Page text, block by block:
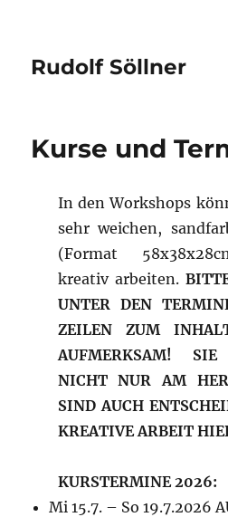
Rudolf Söllner
Kurse und
In den Workshops
sehr weichen,
(Format
kreativ arbeiten.
UNTER DEN
ZEILEN ZUM
AUFMERKSAM!
NICHT NUR AM
SIND AUCH
KREATIVE ARBEIT
KURSTERMINE 2026:
Mi 15.7. – So 19.7.2026